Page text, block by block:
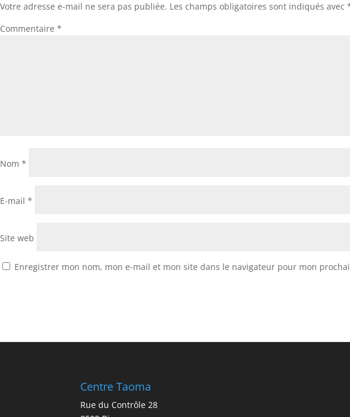
Votre adresse e-mail ne sera pas publiée. Les champs obligatoires sont indiqués avec
Commentaire *
Nom *
E-mail *
Site web
Enregistrer mon nom, mon e-mail et mon site dans le navigateur pour mon
Centre Taoma
Rue du Contrôle 28